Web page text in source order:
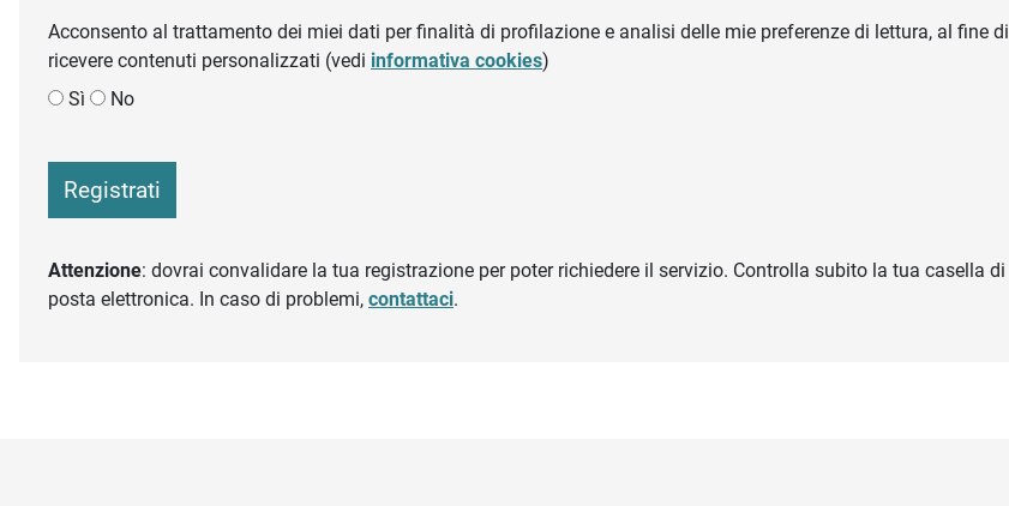
Acconsento al trattamento dei miei dati per finalità di profilazione e analisi delle mie preferenze di lettura, al fine di
ricevere contenuti personalizzati (vedi informativa cookies)
Sì
No
Registrati
Attenzione: dovrai convalidare la tua registrazione per poter richiedere il servizio. Controlla subito la tua casella di
posta elettronica. In caso di problemi, contattaci.